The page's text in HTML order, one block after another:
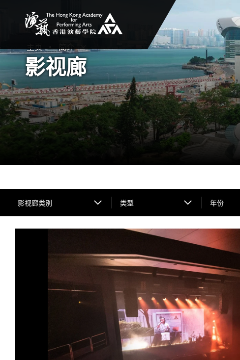
主页 简介
影视廊
影视廊类別 类型 年份